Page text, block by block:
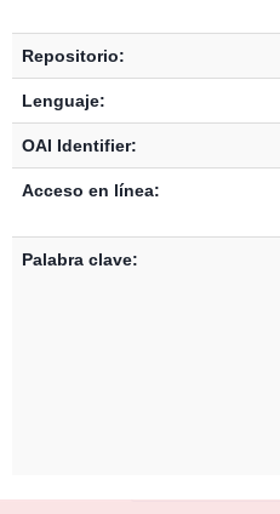
Repositorio:
Lenguaje:
OAI Identifier:
Acceso en línea:
Palabra clave: